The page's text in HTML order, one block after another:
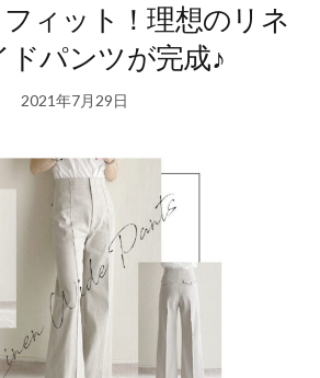
ィット！理想のリネ
ドパンツが完成♪
2021年7月29日